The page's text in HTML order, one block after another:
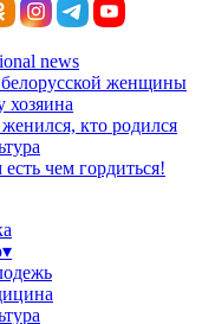
news
женщины
кто родился
чем гордиться!